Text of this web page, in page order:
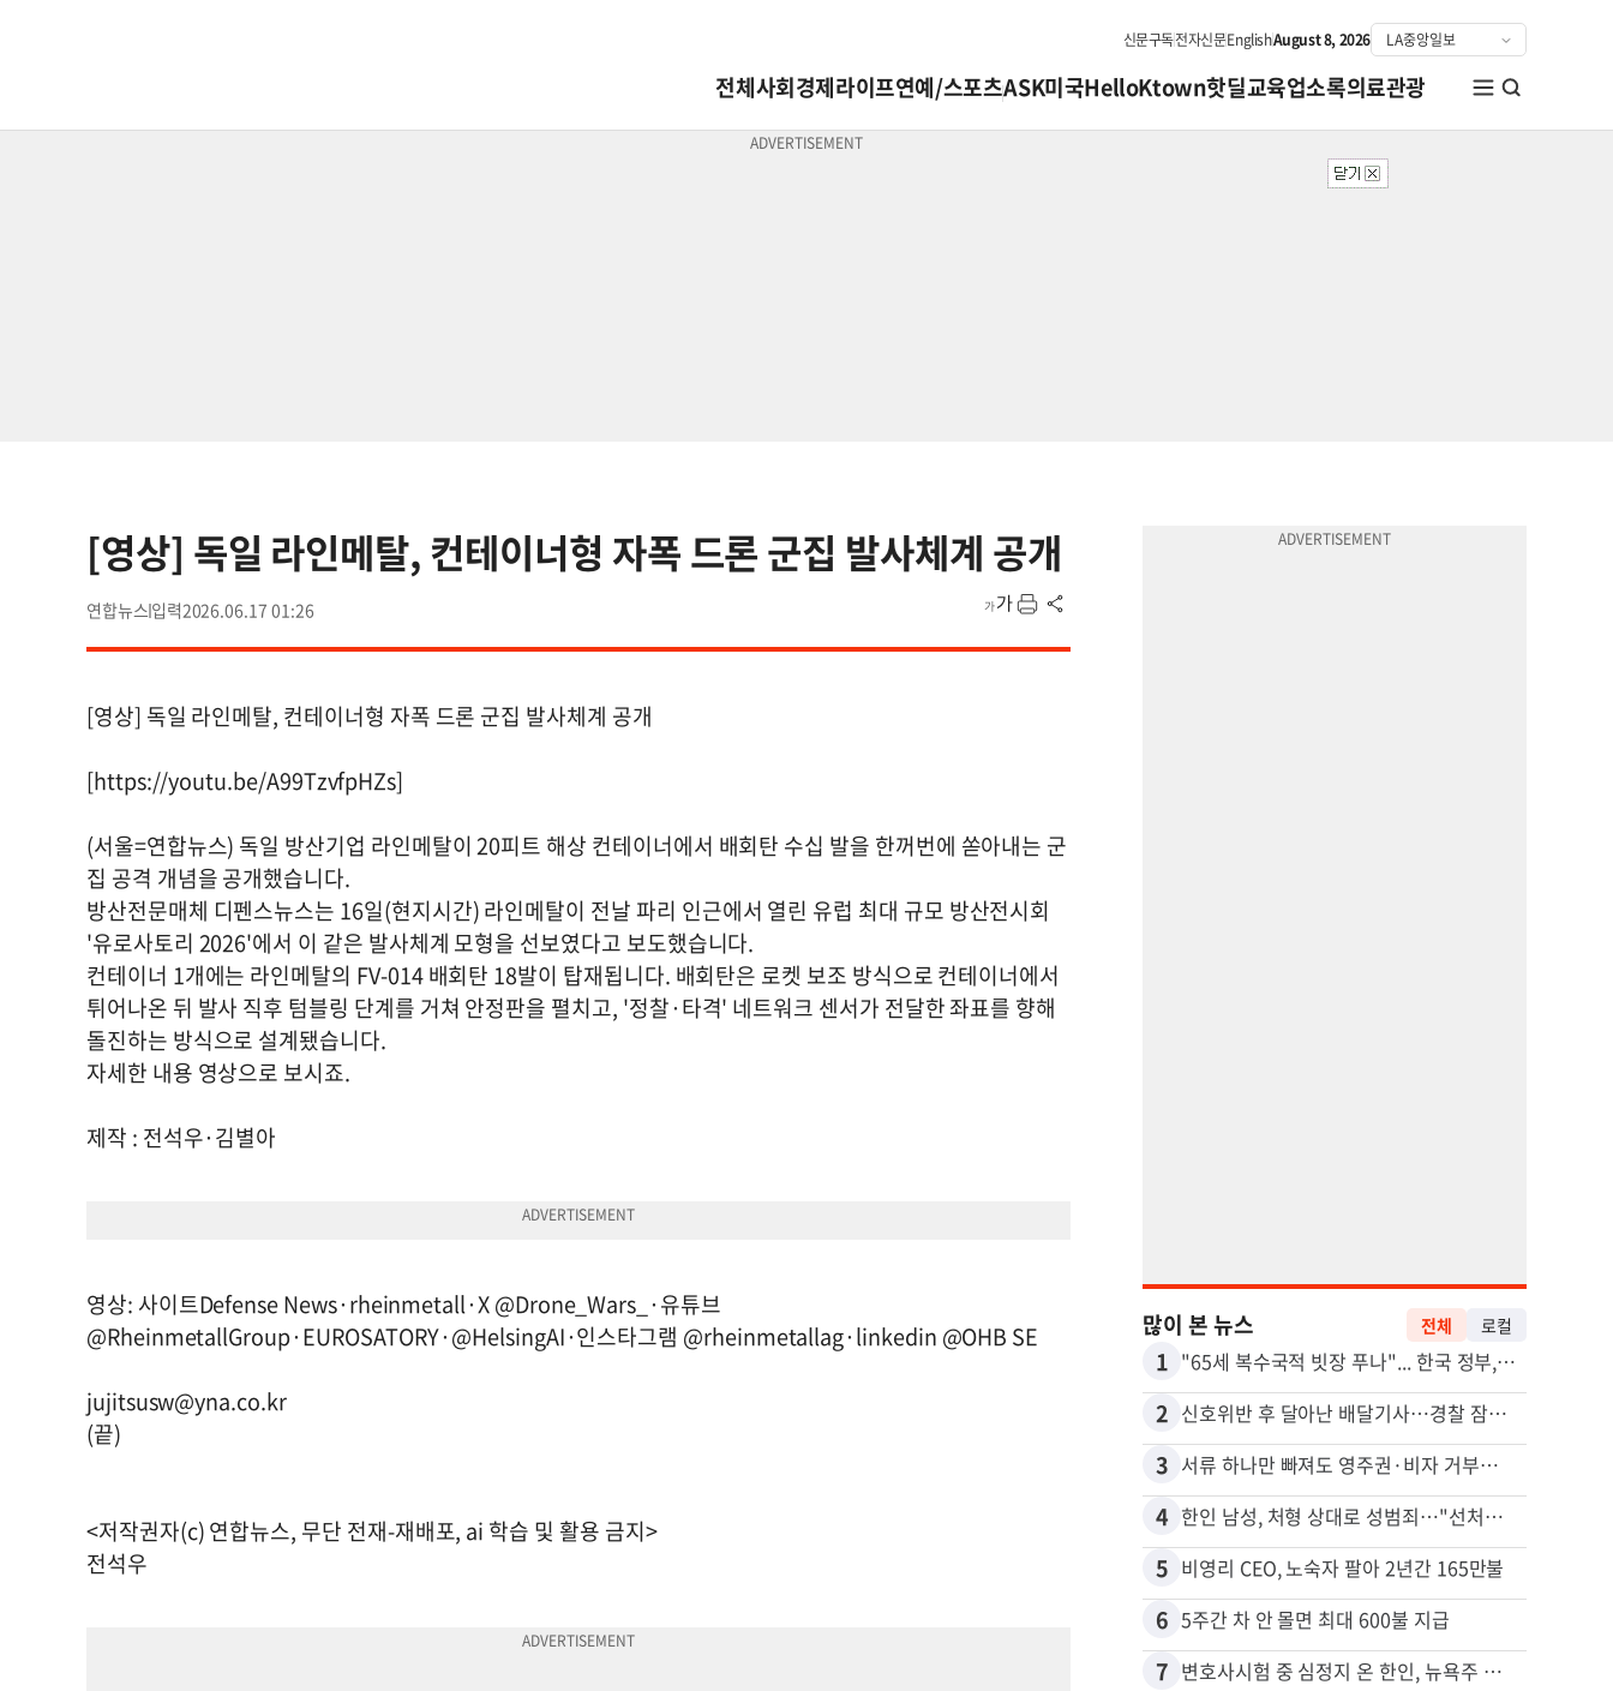
신문구독전자신문EnglishAugust 8, 2026
전체사회경제라이프연예/스포츠ASK미국HelloKtown핫딜교육업소록의료관광
[영상] 독일 라인메탈, 컨테이너형 자폭 드론 군집 발사체계 공개
연합뉴스 2026.06.17 01:26
[영상] 독일 라인메탈, 컨테이너형 자폭 드론 군집 발사체계 공개
[https://youtu.be/A99TzvfpHZs]
(서울=연합뉴스) 독일 방산기업 라인메탈이 20피트 해상 컨테이너에서 배회탄 수십 발을 한꺼번에 쏟아내는 군
집 공격 개념을 공개했습니다.
방산전문매체 디펜스뉴스는 16일(현지시간) 라인메탈이 전날 파리 인근에서 열린 유럽 최대 규모 방산전시회
'유로사토리 2026'에서 이 같은 발사체계 모형을 선보였다고 보도했습니다.
컨테이너 1개에는 라인메탈의 FV-014 배회탄 18발이 탑재됩니다. 배회탄은 로켓 보조 방식으로 컨테이너에서
튀어나온 뒤 발사 직후 텀블링 단계를 거쳐 안정판을 펼치고, '정찰·타격' 네트워크 센서가 전달한 좌표를 향해
돌진하는 방식으로 설계됐습니다.
자세한 내용 영상으로 보시죠.
제작 : 전석우·김별아
영상: 사이트Defense News·rheinmetall·X @Drone_Wars_·유튜브
@RheinmetallGroup·EUROSATORY·@HelsingAI·인스타그램 @rheinmetallag·linkedin @OHB SE
jujitsusw@yna.co.kr
(끝)
<저작권자(c) 연합뉴스, 무단 전재-재배포, ai 학습 및 활용 금지>
전석우
많이 본 뉴스 전체 로컬
1 "65세 복수국적 빗장 푸나"... 한국 정부, 연령 완화 전면 추진
2 신호위반 후 달아난 배달기사…경찰 잠복해 잡고보니 ‘반전’
3 서류 하나만 빠져도 영주권·비자 거부…심사관 재량권 대폭 확대
4 한인 남성, 처형 상대로 성범죄…"선처해줬더니 배신자 취급"
5 비영리 CEO, 노숙자 팔아 2년간 165만불
6 5주간 차 안 몰면 최대 600불 지급
7 변호사시험 중 심정지 온 한인, 뉴욕주 제소